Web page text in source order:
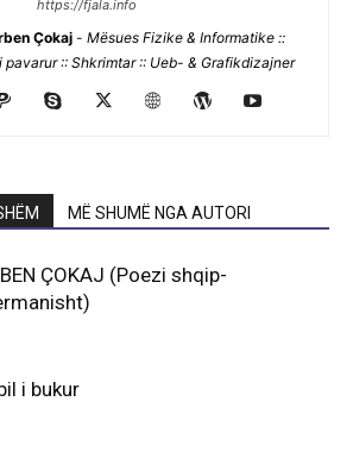
https://fjala.info
Çokaj - Mësues Fizike & Informatike ::
pavarur :: Shkrimtar :: Ueb- & Grafikdizajner
MË SHUMË NGA AUTORI
ÇOKAJ (Poezi shqip-
i bukur